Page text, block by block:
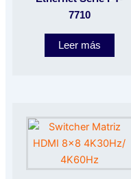
7710
Leer más